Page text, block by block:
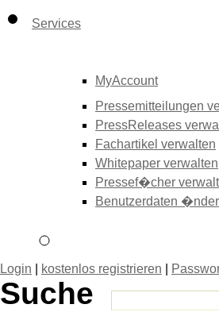
Services
MyAccount
Pressemitteilungen
PressReleases
Fachartikel verwalten
Whitepaper verwalten
Pressef�cher
Benutzerdaten
Login kostenlos registrieren
Suche